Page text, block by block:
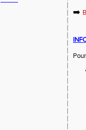
➡️